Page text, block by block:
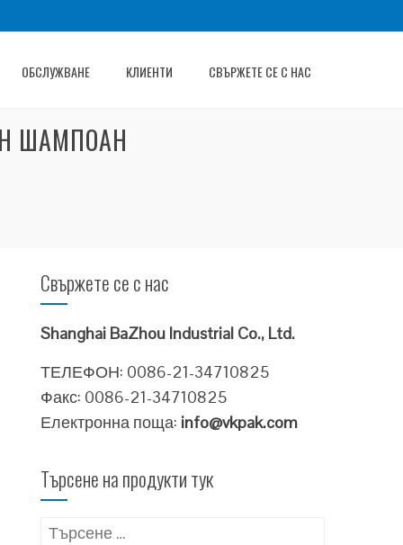
ОБСЛУЖВАНЕ КЛИЕНТИ СВЪРЖЕТЕ СЕ С НАС
ШАМПОАН
Свържете се с нас
Shanghai BaZhou Industrial Co., Ltd.
ТЕЛЕФОН: 0086-21-34710825
Факс: 0086-21-34710825
Електронна поща: info@vkpak.com
Търсене на продукти тук
Търсене